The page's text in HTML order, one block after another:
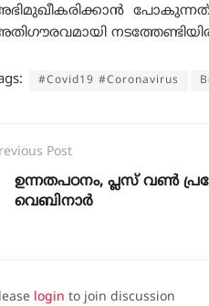
#Covid19 #Coronavirus
Post
ഉന്നതപഠനം, പ്ലസ് വൺ
വെബിനാർ
login to join discussion